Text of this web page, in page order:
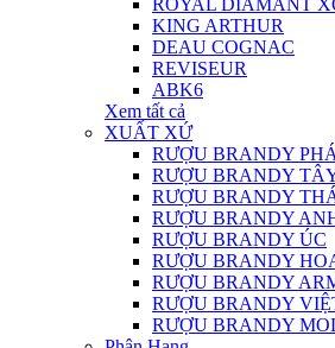
ROYAL DIAMANT
KING ARTHUR
DEAU COGNAC
REVISEUR
ABK6
Xem tất cả
XUẤT XỨ
RƯỢU BRANDY
RƯỢU BRANDY
RƯỢU BRANDY
RƯỢU BRANDY
RƯỢU BRANDY ÚC
RƯỢU BRANDY
RƯỢU BRANDY
RƯỢU BRANDY
RƯỢU BRANDY